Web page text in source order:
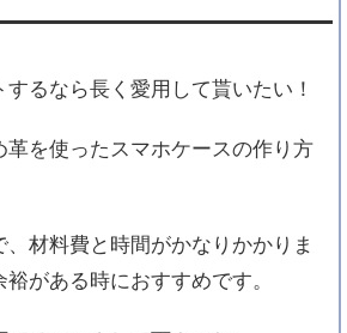
るなら長く愛用して貰いたい！
革を使ったスマホケースの作り方
材料費と時間がかなりかかりま
がある時におすすめです。